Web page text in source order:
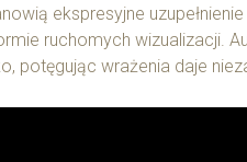
ekspresyjne
ruchomych wizualizacji.
potęgując wrażenia daje